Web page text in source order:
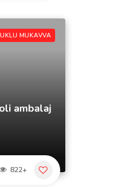
MUKAVVA
ambalaj
822+